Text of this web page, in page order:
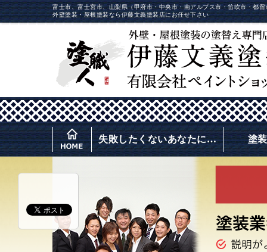
富士市、富士宮市、山梨県（甲府市・中央市・南アルプス市・笛吹市・都
外壁塗装・屋根塗装なら伊藤文義塗装店にお任せ下さい
失敗したくないあなたに… 塗